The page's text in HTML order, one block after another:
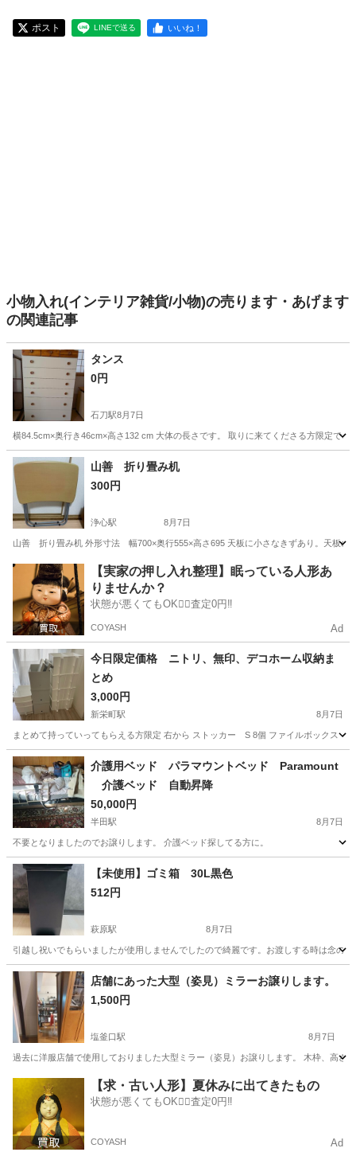
ポスト LINEで送る いいね！
小物入れ(インテリア雑貨/小物)の売ります・あげます
の関連記事
タンス
0円
石刀駅8月7日
横84.5cm×奥行き46cm×高さ132 cm 大体の長さです。 取りに来てくださる方限定で、
愛知 一宮市 石刀駅 家具
山善 折り畳み机
300円
浄心駅 8月7日
山善 折り畳み机 外形寸法 幅700×奥行555×高さ695 天板に小さなきずあり。天板の
愛知 名古屋市 浄心駅 テーブル
【実家の押し入れ整理】眠っている人形あ
りませんか？
状態が悪くてもOK🙆‍♀️査定0円‼️
COYASH Ad
今日限定価格 ニトリ、無印、デコホーム収納ま
とめ
3,000円
新栄町駅 8月7日
まとめて持っていってもらえる方限定 右から ストッカー S 8個 ファイルボック
愛知 名古屋市 新栄町駅 収納家具
介護用ベッド パラマウントベッド Paramount
介護ベッド 自動昇降
50,000円
半田駅 8月7日
不要となりましたのでお譲りします。 介護ベッド探してる方に。
愛知 半田市 半田駅 ベッド
【未使用】ゴミ箱 30L黒色
512円
萩原駅 8月7日
引越し祝いでもらいましたが使用しませんでしたので綺麗です。お渡しする時は念の
愛知 一宮市 萩原駅 その他
店舗にあった大型（姿見）ミラーお譲りします。
1,500円
塩釜口駅 8月7日
過去に洋服店舗で使用しておりました大型ミラー（姿見）お譲りします。 木枠、高
塩釜口駅 ミラー/鏡
【求・古い人形】夏休みに出てきたもの
状態が悪くてもOK🙆‍♀️査定0円‼️
COYASH Ad